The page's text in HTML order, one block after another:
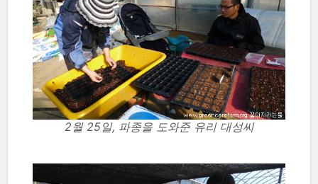
2월 25일, 파종을 도와준 유리 대성씨